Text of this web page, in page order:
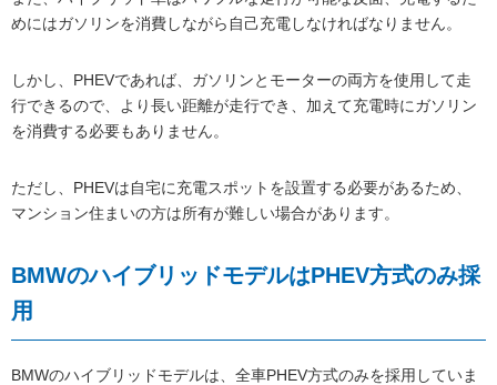
めにはガソリンを消費しながら自己充電しなければなりません。
しかし、PHEVであれば、ガソリンとモーターの両方を使用して走
行できるので、より長い距離が走行でき、加えて充電時にガソリン
を消費する必要もありません。
ただし、PHEVは自宅に充電スポットを設置する必要があるため、
マンション住まいの方は所有が難しい場合があります。
BMWのハイブリッドモデルはPHEV方式のみ採
用
BMWのハイブリッドモデルは、全車PHEV方式のみを採用していま